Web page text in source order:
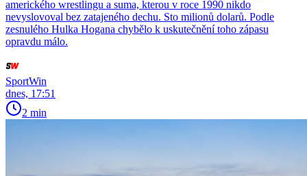
amerického wrestlingu a suma, kterou v roce 1990 nikdo
nevyslovoval bez zatajeného dechu. Sto milionů dolarů. Podle
zesnulého Hulka Hogana chybělo k uskutečnění toho zápasu
opravdu málo.
SportWin
dnes, 17:51
2 min